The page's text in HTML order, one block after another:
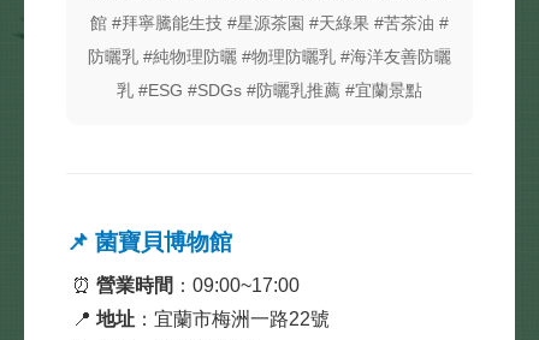
館 #拜寧騰能生技 #星源茶園 #天綠果 #苦茶油 #
防曬乳 #純物理防曬 #物理防曬乳 #海洋友善防曬
乳 #ESG #SDGs #防曬乳推薦 #宜蘭景點
📌 菌寶貝博物館
⏰ 營業時間 ：09:00~17:00
📍 地址 ：宜蘭市梅洲一路22號